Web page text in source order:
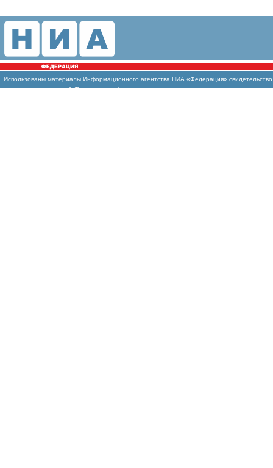
Использованы материалы Информационного агентства НИА «Федерация»
массовых коммуникаций (Роскомнадзор)